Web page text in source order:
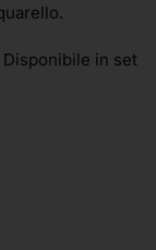
in set